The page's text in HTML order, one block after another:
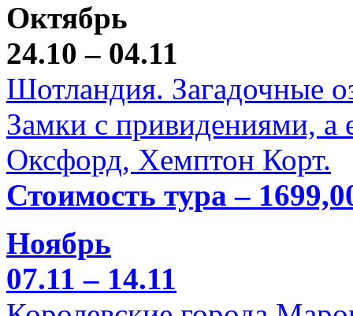
Октябрь
24.10 – 04.11
Шотландия. Загадочные
Замки с привидениями,
Оксфорд, Хемптон Корт.
Стоимость тура –
Ноябрь
07.11 – 14.11